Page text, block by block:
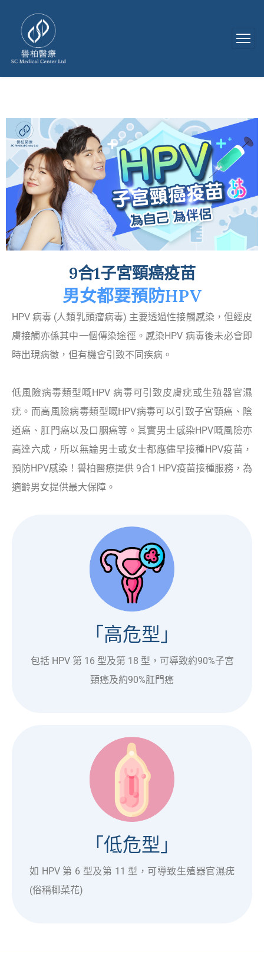
9合1子宮頸癌疫苗
男女都要預防HPV
HPV 病毒 (人類乳頭瘤病毒) 主要透過性接觸感染，但經皮
膚接觸亦係其中一個傳染途徑。感染HPV 病毒後未必會即
時出現病徵，但有機會引致不同疾病。
低風險病毒類型嘅HPV 病毒可引致皮膚疣或生殖器官濕
疣。而高風險病毒類型嘅HPV病毒可以引致子宮頸癌、陰
道癌、肛門癌以及口胭癌等。其實男士感染HPV嘅風險亦
高達六成，所以無論男士或女士都應儘早接種HPV疫苗，
預防HPV感染！譽柏醫療提供 9合1 HPV疫苗接種服務，為
適齡男女提供最大保障。
「高危型」
包括 HPV 第 16 型及第 18 型，可導致約90%子宮
頸癌及約90%肛門癌
「低危型」
如 HPV 第 6 型及第 11 型， 可導致生殖器官濕疣
(俗稱椰菜花)